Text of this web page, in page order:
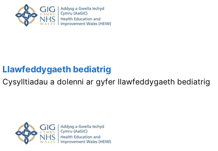
Llawfeddygaeth bediatrig
Cysylltiadau a dolenni ar gyfer llawfeddygaeth bediatrig